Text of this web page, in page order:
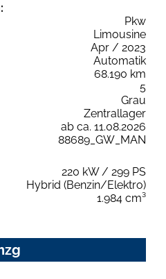
Pkw
Limousine
Apr / 2023
Automatik
68.190 km
5
Grau
Zentrallager
ab ca. 11.08.2026
88689_GW_MAN
220 kW / 299 PS
Hybrid (Benzin/Elektro)
1.984 cm³